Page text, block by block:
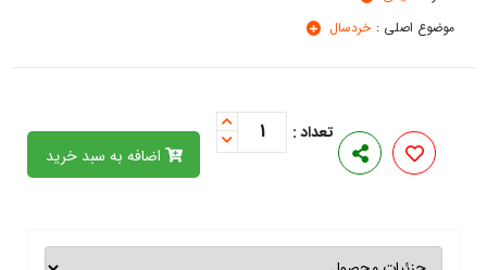
موضوع اصلی : خردسال
تعداد : 1
اضافه به سبد خرید